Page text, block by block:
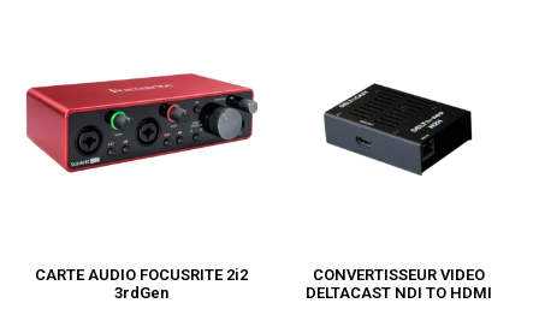
CARTE AUDIO FOCUSRITE 2i2
3rdGen
CONVERTISSEUR VIDEO
DELTACAST NDI TO HDMI